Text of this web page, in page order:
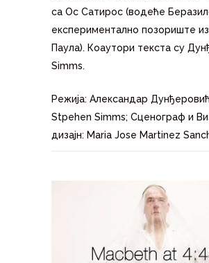
са Ос Сатирос (водеће
експериментално позориште
Паула). Коаутори текста су
Simms.
Режија: Александар
Stpehen Simms; Сценограф и
дизајн: Maria Jose Martinez